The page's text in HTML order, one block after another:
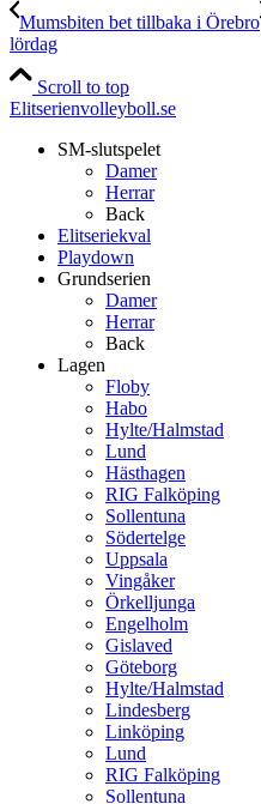
Mumsbiten bet tillbaka i Örebro
lördag
Scroll to top
Elitserienvolleyboll.se
SM-slutspelet
Damer
Herrar
Back
Elitseriekval
Playdown
Grundserien
Damer
Herrar
Back
Lagen
Floby
Habo
Hylte/Halmstad
Lund
Hästhagen
RIG Falköping
Sollentuna
Södertelge
Uppsala
Vingåker
Örkelljunga
Engelholm
Gislaved
Göteborg
Hylte/Halmstad
Lindesberg
Linköping
Lund
RIG Falköping
Sollentuna